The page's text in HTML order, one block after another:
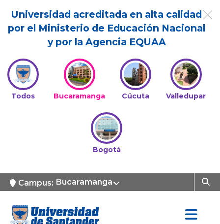
Universidad acreditada en alta calidad
por el Ministerio de Educación Nacional
y por la Agencia EQUAA
Todos Bucaramanga Cúcuta Valledupar
Bogotá
Campus: Bucaramanga